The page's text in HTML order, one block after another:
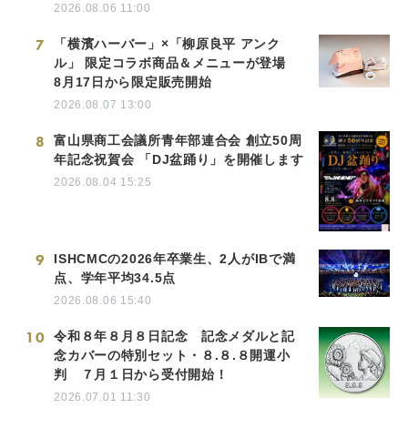
2026.08.06 11:00
7
「横濱ハーバー」×「柳原良平 アンク
ル」 限定コラボ商品＆メニューが登場
8月17日から限定販売開始
2026.08.07 13:00
8
富山県商工会議所青年部連合会 創立50周
年記念祝賀会 「DJ盆踊り」を開催します
2026.08.04 15:25
9
ISHCMCの2026年卒業生、2人がIBで満
点、学年平均34.5点
2026.08.06 15:40
10
令和８年８月８日記念 記念メダルと記
念カバーの特別セット・８.８.８開運小
判 ７月１日から受付開始！
2026.07.01 11:30